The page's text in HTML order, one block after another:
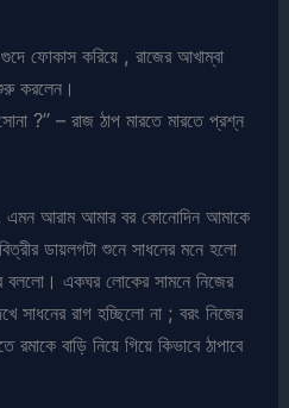
গুদে ফোকাস করিয়ে , রাজের আখাম্বা
করলেন।
?” – রাজ ঠাপ মারতে মারতে প্রশ্ন
আরাম আমার বর কোনোদিন আমাকে
ডায়লগটা শুনে সাধনের মনে হলো
বললো। একঘর লোকের সামনে নিজের
রাগ হচ্ছিলো না ; বরং নিজের
বাড়ি নিয়ে গিয়ে কিভাবে ঠাপাবে